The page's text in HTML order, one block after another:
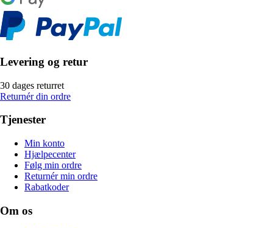
Levering og retur
30 dages returret
Returnér din ordre
Tjenester
Min konto
Hjælpecenter
Følg min ordre
Returnér min ordre
Rabatkoder
Om os